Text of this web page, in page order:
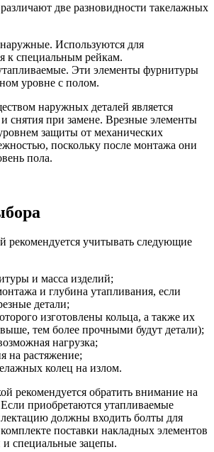
две разновидности такелажных
Используются для
к специальным рейкам.
Эти элементы фурнитуры
уровне с полом.
наружных деталей является
и снятия при замене. Врезные элементы
защиты от механических
поскольку после монтажа они
пола.
рекомендуется учитывать следующие
и масса изделий;
и глубина утапливания, если
детали;
изготовлены кольца, а также их
тем более прочными будут детали);
нагрузка;
на растяжение;
колец на излом.
рекомендуется обратить внимание на
приобретаются утапливаемые
должны входить болты для
поставки накладных элементов
специальные зацепы.